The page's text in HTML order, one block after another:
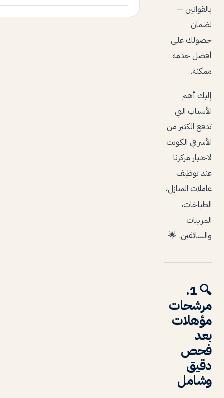
بالقوانين —
لضمان
حصولك على
أفضل خدمة
ممكنة.
إليك أهم
الأسباب التي
تدفع الكثير من
الأسر في الكويت
لاختيار مركزنا
عند توظيف
عاملات المنازل،
الطباخات،
المربيات
والسائقين. 🌟
🔍
1.
مرشحات
مؤهلات
بعد
فحص
دقيق
وشامل